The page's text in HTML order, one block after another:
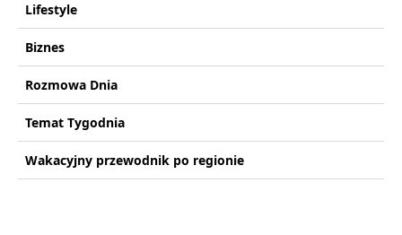
Lifestyle
Biznes
Rozmowa Dnia
Temat Tygodnia
Wakacyjny przewodnik po regionie